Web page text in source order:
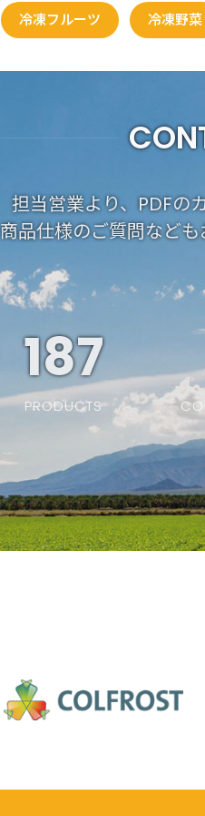
冷凍フルーツ 冷凍野菜
担当営業より、PDFの
商品仕様のご質問なども
187
PRODUCTS